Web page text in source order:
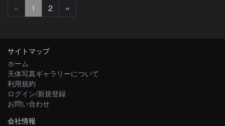
« 1 2 »
へ
サイトマップ
ホーム
天体写真ギャラリーについて
利用規約
ログイン/新規登録
お問い合わせ
会社情報